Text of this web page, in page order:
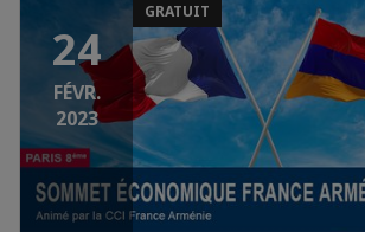
24
FÉVR.
2023
GRATUIT